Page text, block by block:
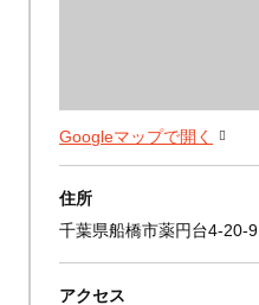
Googleマップで開く
住所
千葉県船橋市薬円台4-20-9
アクセス